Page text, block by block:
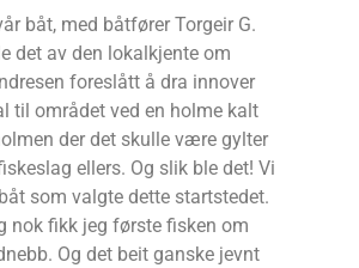
båt, med båtfører Torgeir G.
det av den lokalkjente om
foreslått å dra innover
til området ved en holme kalt
der det skulle være gylter
ellers. Og slik ble det! Vi
som valgte dette startstedet.
nok fikk jeg første fisken om
Og det beit ganske jevnt